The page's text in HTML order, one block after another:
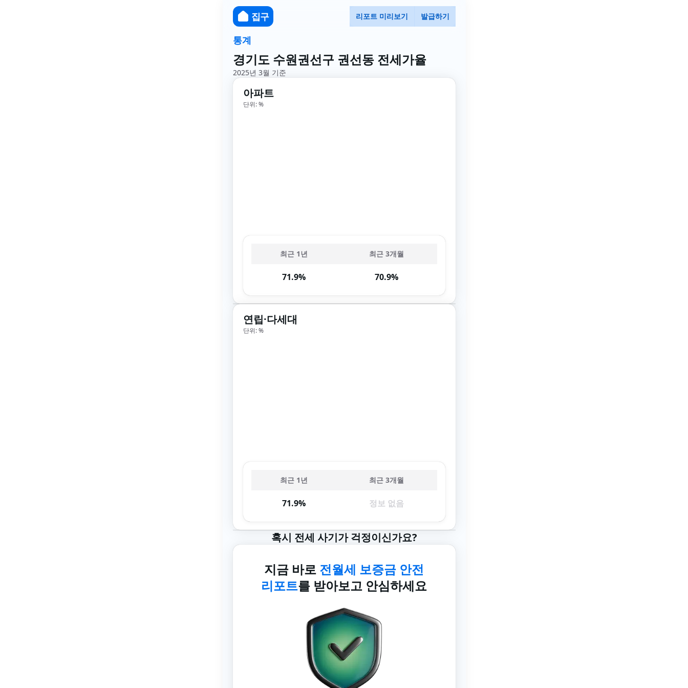
집구 리포트 미리보기 발급하기
통계
경기도 수원권선구 권선동 전세가율
2025년 3월 기준
아파트
단위: %
최근 1년 최근 3개월
71.9% 70.9%
연립·다세대
단위: %
최근 1년 최근 3개월
71.9% 정보 없음
혹시 전세 사기가 걱정이신가요?
지금 바로 전월세 보증금 안전
리포트를 받아보고 안심하세요